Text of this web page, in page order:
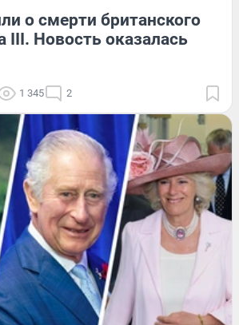
о смерти британского
III. Новость оказалась
1 345 2